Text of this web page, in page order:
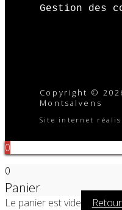
Gestion des
Copyright ©
Montsalvens
Site internet
0
0
Panier
Le panier est vide